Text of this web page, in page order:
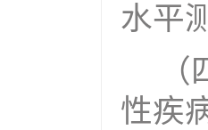
水平
性疾